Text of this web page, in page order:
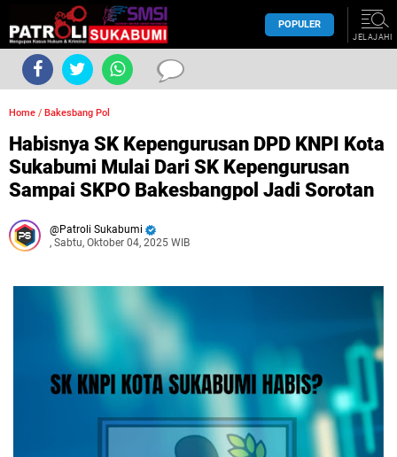
POPULER
JELAJAHI
Home / Bakesbang Pol
Habisnya SK Kepengurusan DPD KNPI Kota
Sukabumi Mulai Dari SK Kepengurusan
Sampai SKPO Bakesbangpol Jadi Sorotan
Patroli Sukabumi
, Sabtu, Oktober 04, 2025 WIB